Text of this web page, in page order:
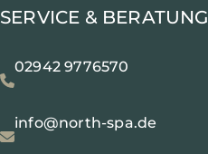
SERVICE & BERATUNG
02942 9776570
info@north-spa.de